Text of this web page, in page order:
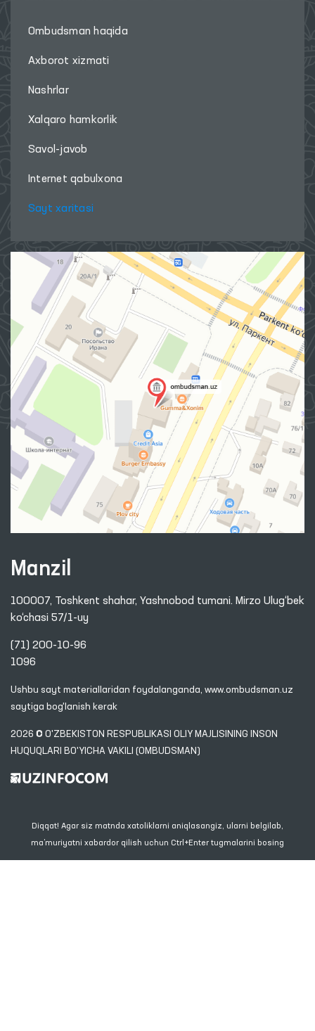
Ombudsman haqida
Axborot xizmati
Nashrlar
Xalqaro hamkorlik
Savol-javob
Internet qabulxona
Sayt xaritasi
Manzil
100007, Toshkent shahar, Yashnobod tumani. Mirzo Ulug‘bek
ko‘chasi 57/1-uy
(71) 200-10-96
1096
Ushbu sayt materiallaridan foydalanganda, www.ombudsman.uz
saytiga bog'lanish kerak
2026 © O'ZBEKISTON RESPUBLIKASI OLIY MAJLISINING INSON
HUQUQLARI BO'YICHA VAKILI (OMBUDSMAN)
Diqqat! Agar siz matnda xatoliklarni aniqlasangiz, ularni belgilab,
ma’muriyatni xabardor qilish uchun Ctrl+Enter tugmalarini bosing